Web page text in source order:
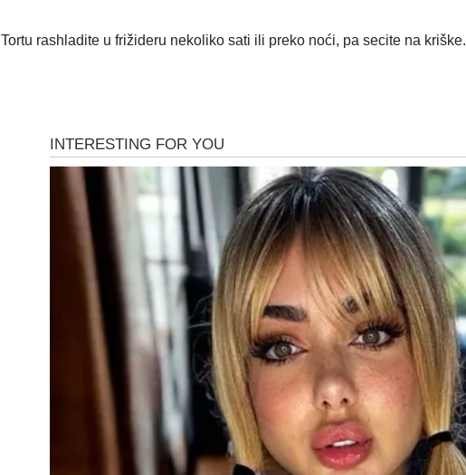
Tortu rashladite u frižideru nekoliko sati ili preko noći, pa secite na kriške.